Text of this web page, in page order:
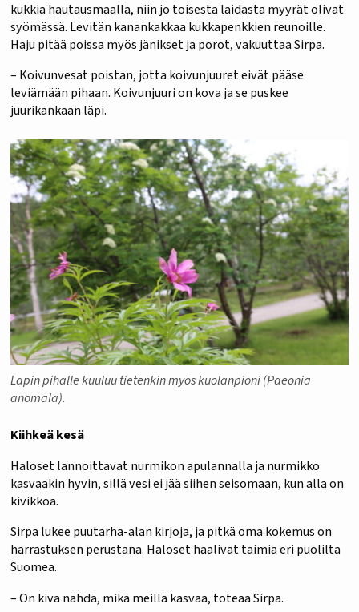
kukkia hautausmaalla, niin jo toisesta laidasta myyrät olivat
syömässä. Levitän kanankakkaa kukkapenkkien reunoille.
Haju pitää poissa myös jänikset ja porot, vakuuttaa Sirpa.
– Koivunvesat poistan, jotta koivunjuuret eivät pääse
leviämään pihaan. Koivunjuuri on kova ja se puskee
juurikankaan läpi.
Lapin pihalle kuuluu tietenkin myös kuolanpioni (Paeonia
anomala).
Kiihkeä kesä
Haloset lannoittavat nurmikon apulannalla ja nurmikko
kasvaakin hyvin, sillä vesi ei jää siihen seisomaan, kun alla on
kivikkoa.
Sirpa lukee puutarha-alan kirjoja, ja pitkä oma kokemus on
harrastuksen perustana. Haloset haalivat taimia eri puolilta
Suomea.
– On kiva nähdä, mikä meillä kasvaa, toteaa Sirpa.